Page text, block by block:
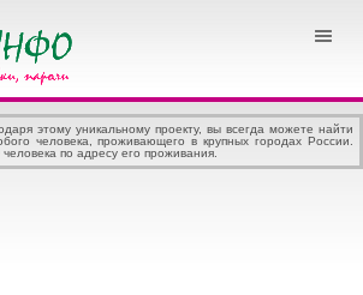
этому уникальному проекту, вы всегда можете найти
человека, проживающего в крупных городах России.
по адресу его проживания.